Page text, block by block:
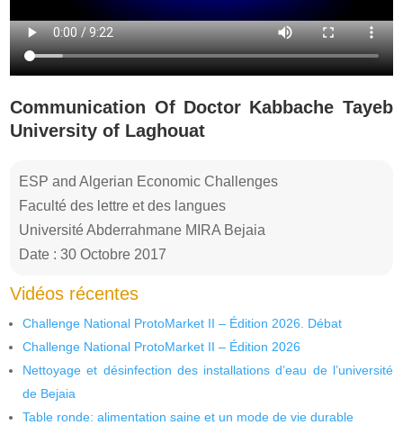
Communication Of Doctor Kabbache Tayeb
University of Laghouat
ESP and Algerian Economic Challenges
Faculté des lettre et des langues
Université Abderrahmane MIRA Bejaia
Date : 30 Octobre 2017
Vidéos récentes
Challenge National ProtoMarket II – Édition 2026. Débat
Challenge National ProtoMarket II – Édition 2026
Nettoyage et désinfection des installations d’eau de l’université
de Bejaia
Table ronde: alimentation saine et un mode de vie durable